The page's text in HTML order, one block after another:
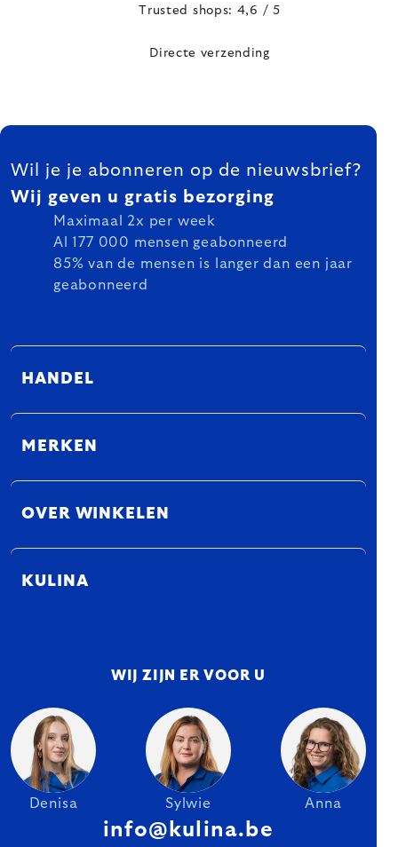
Trusted shops: 4,6 / 5
Directe verzending
FOOTER
Wil je je abonneren op de nieuwsbrief?
Wij geven u gratis bezorging
Maximaal 2x per week
Al 177 000 mensen geabonneerd
85% van de mensen is langer dan een jaar
geabonneerd
HANDEL
MERKEN
OVER WINKELEN
KULINA
WIJ ZIJN ER VOOR U
Denisa Sylwie Anna
info@kulina.be